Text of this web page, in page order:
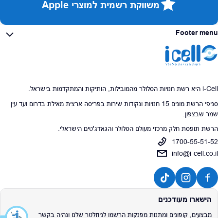
משווקת רשמית למוצרי Apple
Footer menu
i-Cell היא רשת חנויות הסלולר מהמובילות, הותיקות והמתקדמות בישראל.
סניפי הרשת מונים 15 חנויות ונקודות שירות בפריסה ארצית מאילת בדרום ועד עין
שמר שבצפון.
הרשת תופסת חלק מרכזי מעולם הסלולר והגאדג'טים הישראלי.
1700-55-51-52
info@i-cell.co.il
הישארו מעודכנים
מבצעים, קופונים ומתנות מפנקות הרשמו לניוזלטר שלנו ונהיה בקשר